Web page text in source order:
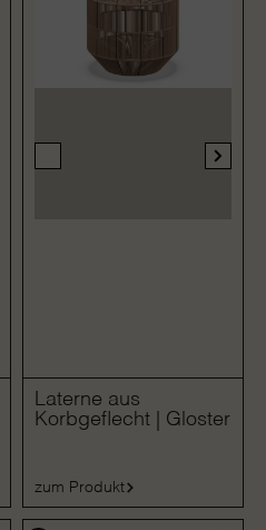
Laterne aus
Korbgeflecht | Gloster
zum Produkt